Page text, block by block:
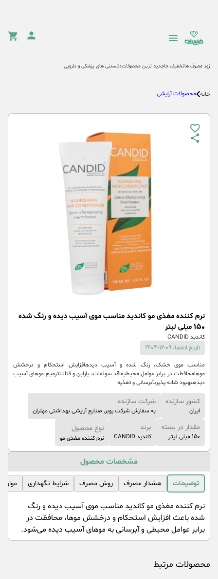
زود مصرف هاتخفیف هاجدید ترین محصولاتدانستنی های پزشکی و دارویی
خانه محصولات آرایشی
نرم کننده مغذی مو کاندید مناسب موی آسیب دیده و رنگ شده
150 میلی لیتر
کاندید CANDID
تاریخ انقضا: 09-12-1404
مناسب موی خشک، رنگ شده و آسیب دیدهافزایش استحکام و درخشش
موهامحافظت در برابر عوامل محیطیفاقد سولفات، پارابن و فتالاتترمیم موهای آسیب
دیدهبهبود شانه پذیریآبرسانی و تغذیه
کشور سازنده
ایران
شرکت سازنده
به سفارش شرکت پوبر, صنایع آرایشی بهداشتی مهلران
مقدار در بسته
150 میلی لیتر
برند
کاندید CANDID
نوع محصول
نرم کننده مغذی مو
مشخصات محصول
توضیحات هشدار مصرف روش مصرف شرایط نگهداری
نرم کننده مغذی مو کاندید مناسب موی آسیب دیده و رنگ
شده باعث افزایش استحکام و درخشش موها، محافظت در
برابر عوامل محیطی و آبرسانی به موهای آسیب دیده می‌شود.
محصولات مرتبط